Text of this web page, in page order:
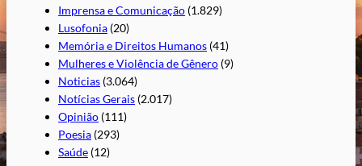
Imprensa e Comunicação (1.829)
Lusofonia (20)
Memória e Direitos Humanos (41)
Mulheres e Violência de Gênero (9)
Noticias (3.064)
Notícias Gerais (2.017)
Opinião (111)
Poesia (293)
Saúde (12)